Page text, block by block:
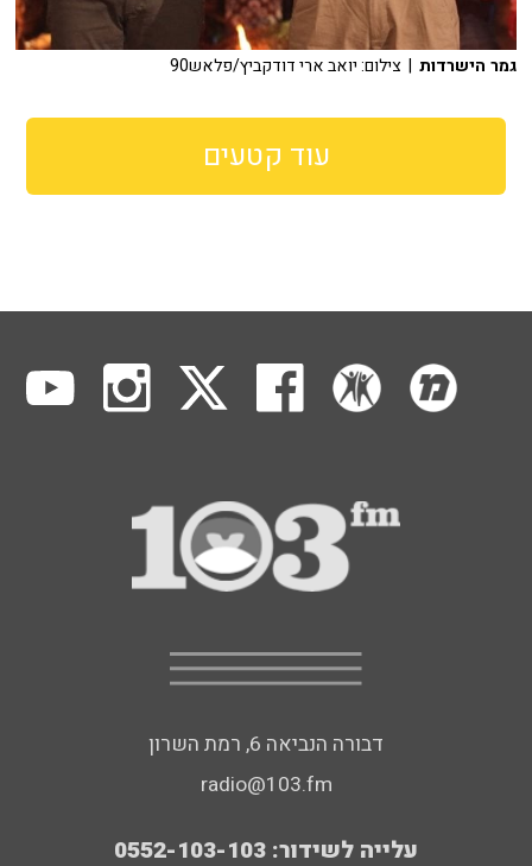
גמר הישרדות | צילום: יואב ארי דודקביץ/פלאש90
עוד קטעים
דבורה הנביאה 6, רמת השרון
radio@103.fm
עלייה לשידור: 0552-103-103